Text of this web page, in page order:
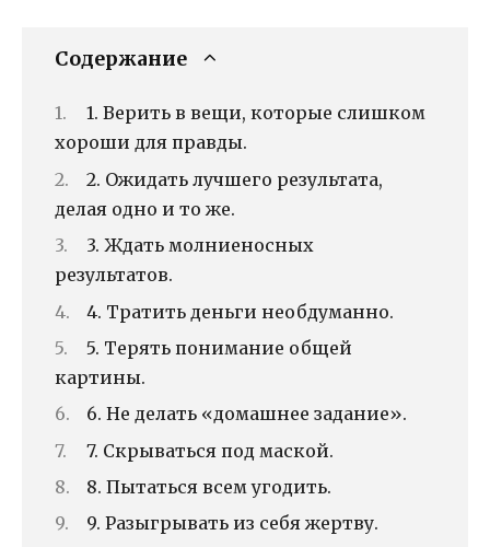
Содержание
1. Верить в вещи, которые слишком
хороши для правды.
2. Ожидать лучшего результата,
делая одно и то же.
3. Ждать молниеносных
результатов.
4. Тратить деньги необдуманно.
5. Терять понимание общей
картины.
6. Не делать «домашнее задание».
7. Скрываться под маской.
8. Пытаться всем угодить.
9. Разыгрывать из себя жертву.